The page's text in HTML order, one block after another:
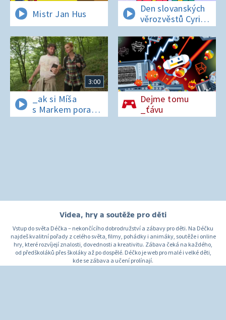
Mistr Jan Hus
Den slovanských
věrozvěstů Cyrila
a Metoděje
3:00
_ak si Míša
s Markem poradí
v lese bez
Dejme tomu
_ťávu
Videa, hry a soutěže pro děti
Vstup do světa Déčka – nekončícího dobrodružství a zábavy pro děti. Na Déčku
najdeš kvalitní pořady z celého světa, filmy, pohádky i animáky, soutěže i online
hry, které rozvíjejí znalosti, dovednosti a kreativitu. Zábava čeká na každého,
od předškoláků přes školáky až po dospělé. Déčko je web pro malé i velké děti,
kde se zábava a učení prolínají.